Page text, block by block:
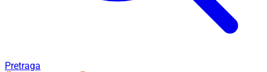
Pretraga